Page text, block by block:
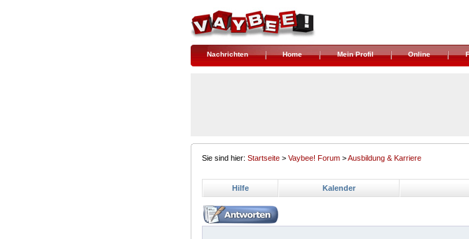
Nachrichten Home Mein Profil Online
Sie sind hier: Startseite > Vaybee! Forum >Ausbildung & Karriere
Hilfe Kalender